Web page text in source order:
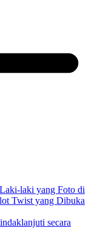
laki yang Foto di
Twist yang Dibuka
secara